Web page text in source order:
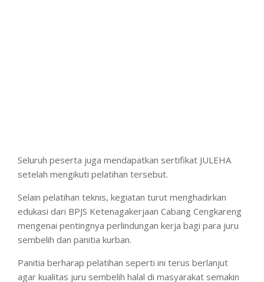
sembelih dan panitia kurban.
Panitia berharap pelatihan seperti ini terus berlanjut
agar kualitas juru sembelih halal di masyarakat semakin
baik sekaligus menambah wawasan keilmuan tentang
penyembelihan hewan kurban yang sesuai standar.
Facebook
X WhatsApp
Copy
Link